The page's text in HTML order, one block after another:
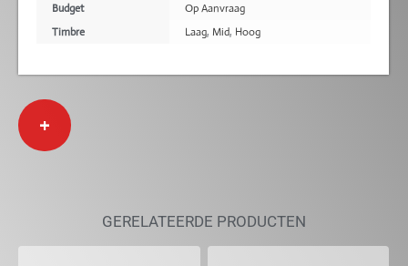
Budget
Op Aanvraag
Timbre
Laag, Mid, Hoog
+
GERELATEERDE PRODUCTEN